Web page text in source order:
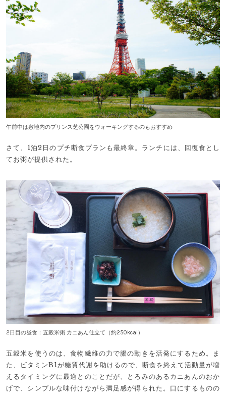
午前中は敷地内のプリンス芝公園をウォーキングするのもおすすめ
さて、1泊2日のプチ断食プランも最終章。ランチには、回復食とし
てお粥が提供された。
2日目の昼食：五穀米粥 カニあん仕立て（約250kcal）
五穀米を使うのは、食物繊維の力で腸の動きを活発にするため。ま
た、ビタミンB1が糖質代謝を助けるので、断食を終えて活動量が増
えるタイミングに最適とのことだが、とろみのあるカニあんのおか
げで、シンプルな味付けながら満足感が得られた。口にするものの